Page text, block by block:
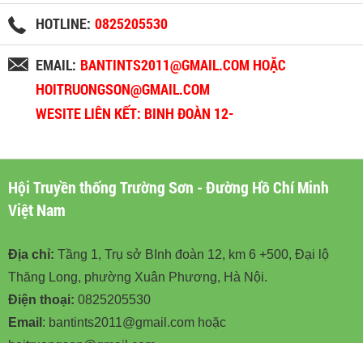
HOTLINE: 0825205530
EMAIL: BANTINTS2011@GMAIL.COM HOẶC
HOITRUONGSON@GMAIL.COM
WESITE LIÊN KẾT: BINH ĐOÀN 12-
Hội Truyền thống Trường Sơn - Đường Hồ Chí Minh
Việt Nam
Địa chỉ: Tầng 1, Trụ sở BInh đoàn 12, km 6 +500, Đại lộ
Thăng Long, phường Xuân Phương, Hà Nội.
Điện thoại: 0825205530
Email : bantints2011@gmail.com hoặc